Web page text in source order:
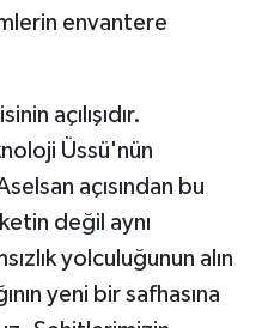
envantere
açılışıdır.
Üssü'nün
açısından bu
değil aynı
yolculuğunun alın
yeni bir safhasına